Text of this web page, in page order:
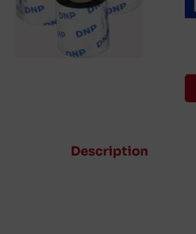
Description